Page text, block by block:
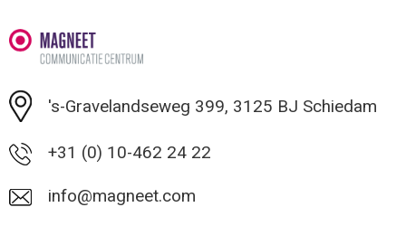
Minimale afname: 1
's-Gravelandseweg 399, 3125 BJ Schiedam
+31 (0) 10-462 24 22
info@magneet.com